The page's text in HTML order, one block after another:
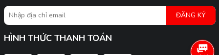
ĐĂNG KÝ
HÌNH THỨC THANH TOÁN